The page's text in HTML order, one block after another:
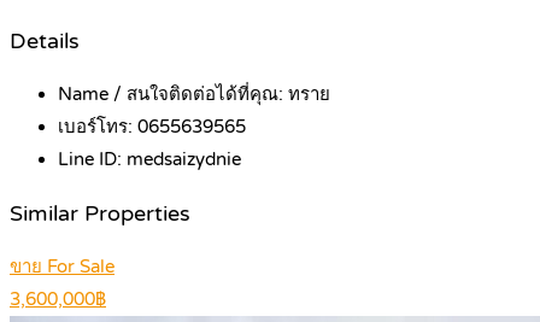
Details
Name / สนใจติดต่อได้ที่คุณ: ทราย
เบอร์โทร: 0655639565
Line ID: medsaizydnie
Similar Properties
ขาย For Sale
3,600,000฿